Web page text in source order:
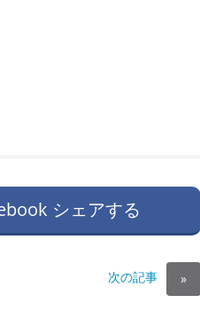
シェアする
次の記事 »